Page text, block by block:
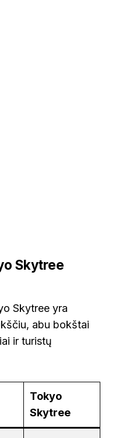
Skytree
Skytree yra
abu bokštai
ir turistų
Tokyo
Skytree